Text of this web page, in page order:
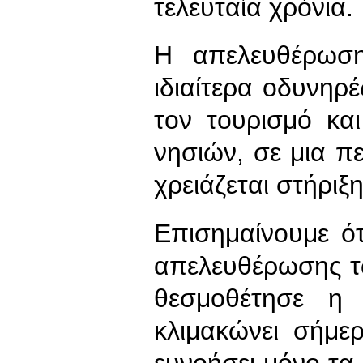
τελευταία χρόνια.
Η
ιδιαίτερα
τον τουρισμό
νησιών, σε μια
χρειάζεται
Επισημαίνουμε
απελευθέρωσης
θεσμοθέτησε
κλιμακώνει